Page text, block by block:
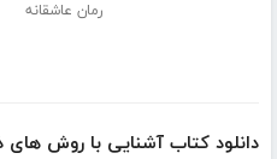
رمان عاشقانه
دانلود کتاب آشنایی با روش های